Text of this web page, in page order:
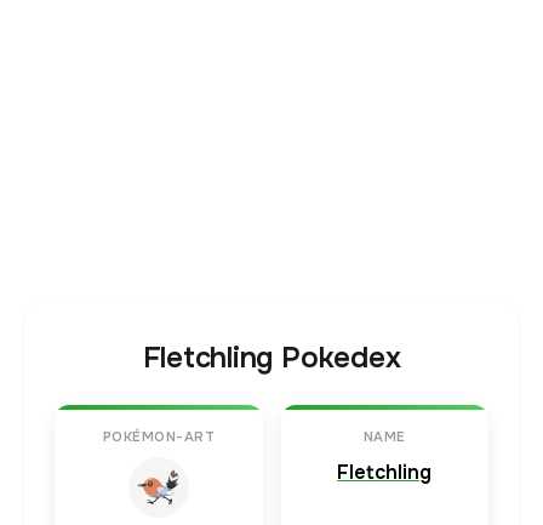
Fletchling Pokedex
POKÉMON-ART NAME
Fletchling